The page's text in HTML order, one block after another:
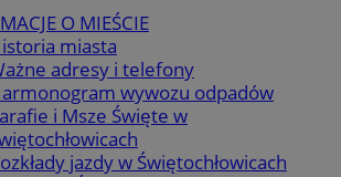
O MIEŚCIE
miasta
adresy i telefony
wywozu odpadów
i Msze Święte w
jazdy w Świętochłowicach